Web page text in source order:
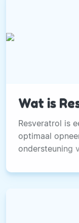
Wat is
Resveratrol is
optimaal
ondersteuning